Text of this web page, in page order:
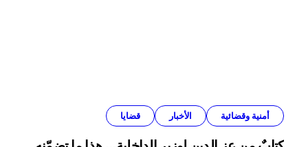
أمنية وقضائية الأخبار قضايا